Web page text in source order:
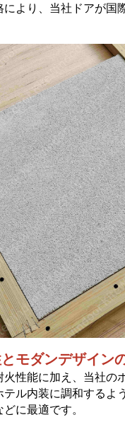
により、当社ドアが国
モダンデザイン
火性能に加え、当社の
テル内装に調和するよ
どに最適です。